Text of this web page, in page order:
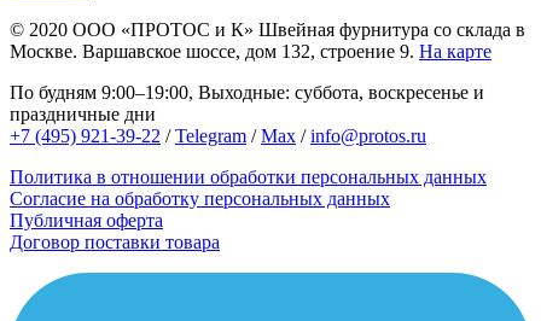
© 2020 ООО «ПРОТОС и К» Швейная фурнитура со склада в
Москве. Варшавское шоссе, дом 132, строение 9. На карте
По будням 9:00–19:00, Выходные: суббота, воскресенье и
праздничные дни
+7 (495) 921-39-22 /Telegram /Max /info@protos.ru
Политика в отношении обработки персональных данных
Согласие на обработку персональных данных
Публичная оферта
Договор поставки товара